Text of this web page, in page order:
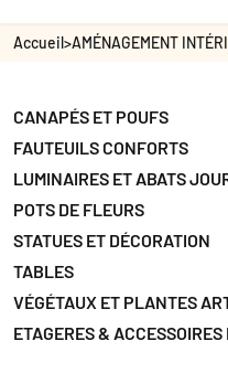
Accueil>AMÉNAGEMENT
CANAPÉS ET POUFS
FAUTEUILS CONFORTS
LUMINAIRES ET ABATS
POTS DE FLEURS
STATUES ET DÉCORATION
TABLES
VÉGÉTAUX ET PLANTES
ETAGERES &